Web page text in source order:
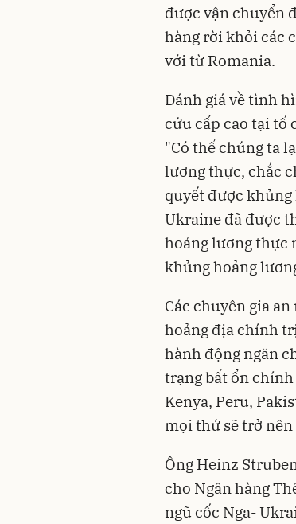
được vận chuyển
hàng rời khỏi các
với từ Romania.
Đánh giá về tình
cứu cấp cao tại tổ
"Có thể chúng ta
lương thực, chắc
quyết được
Ukraine đã được
hoảng lương thực
khủng hoảng
Các chuyên gia
hoảng địa chính
hành động ngăn
trạng bất ổn
Kenya, Peru,
mọi thứ sẽ trở
Ông Heinz
cho Ngân hàng
ngũ cốc Nga-